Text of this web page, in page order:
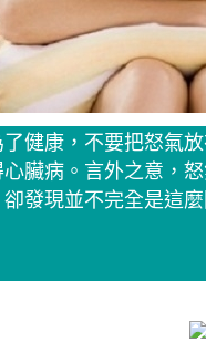
健康，不要把怒氣
臟病。言外之意，
發現並不完全是這